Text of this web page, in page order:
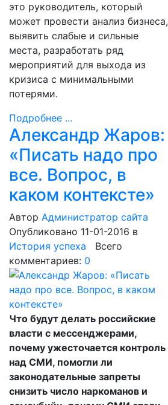
это руководитель, который
может провести анализ бизнеса,
выявить слабые и сильные
места, разработать ряд
мероприятий для выхода из
кризиса с минимальными
потерями.
Подробнее ...
Александр Жаров:
«Писать надо про
все. Вопрос, в
каком контексте»
Автор Администратор сайта
Опубликовано 11-01-2016 в
История успеха Всего
комментариев: 0
Что будут делать российские
власти с мессенджерами,
почему ужесточается контроль
над СМИ, помогли ли
законодательные запреты
снизить число наркоманов и